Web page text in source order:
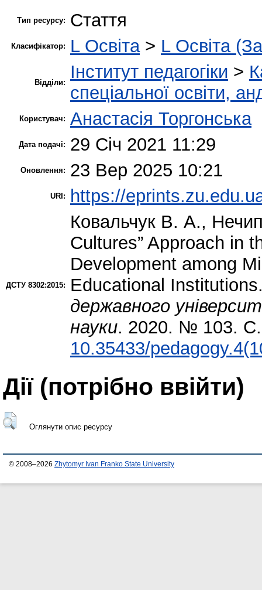
Тип ресурсу: Стаття
Класифікатор: L Освіта> L Освіта
Відділи:
Інститут педагогіки >
спеціальної освіти,
Користувач: Анастасія Торгонська
Дата подачі: 29 Січ 2021 11:29
Оновлення: 23 Вер 2025 10:21
URI: https://
ДСТУ 8302:2015:
Ковальчук В. А.,
Cultures” Approach in
Development among
Educational
державного
науки. 2020. № 103.
10.35433/
Дії ​​(потрібно ввійти)
Оглянути опис ресурсу
© 2008–2026 Zhytomyr Ivan Franko State University